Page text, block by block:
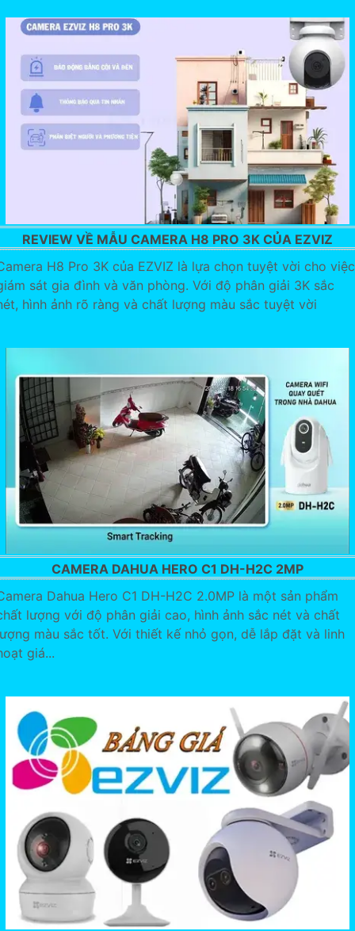
REVIEW VỀ MẪU CAMERA H8 PRO 3K CỦA EZVIZ
H8 Pro 3K của EZVIZ là lựa chọn tuyệt vời cho việc
sát gia đình và văn phòng. Với độ phân giải 3K sắc
hình ảnh rõ ràng và chất lượng màu sắc tuyệt vời
CAMERA DAHUA HERO C1 DH-H2C 2MP
Dahua Hero C1 DH-H2C 2.0MP là một sản phẩm
lượng với độ phân giải cao, hình ảnh sắc nét và chất
màu sắc tốt. Với thiết kế nhỏ gọn, dễ lắp đặt và linh
giá...